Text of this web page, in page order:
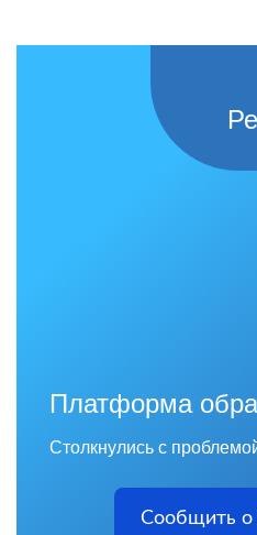
Платформа
Столкнулись с
Сообщить о